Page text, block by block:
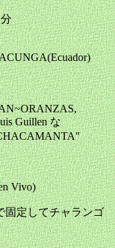
Guillen な
Vivo)
固定してチャランゴ